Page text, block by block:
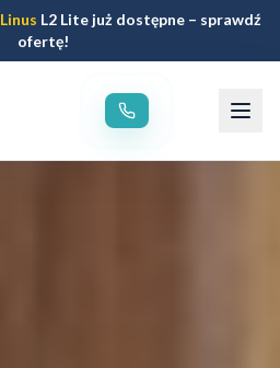
L2 Lite już dostępne – sprawdź
ofertę!